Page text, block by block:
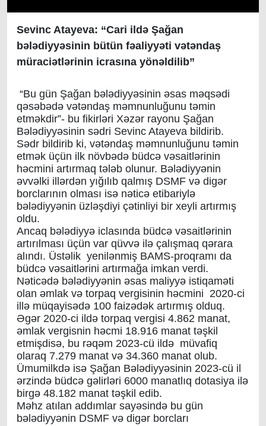
Sevinc Atayeva: “Cari ildə Şağan
bələdiyyəsinin bütün fəaliyyəti vətəndaş
müraciətlərinin icrasına yönəldilib”
“Bu gün Şağan bələdiyyəsinin əsas məqsədi
qəsəbədə vətəndaş məmnunluğunu təmin
etməkdir”- bu fikirləri Xəzər rayonu Şağan
Bələdiyyəsinin sədri Sevinc Atayeva bildirib.
Sədr bildirib ki, vətəndaş məmnunluğunu təmin
etmək üçün ilk növbədə büdcə vəsaitlərinin
həcmini artırmaq tələb olunur. Bələdiyyənin
əvvəlki illərdən yığılıb qalmış DSMF və digər
borclarının olması isə nəticə etibariylə
bələdiyyənin üzləşdiyi çətinliyi bir xeyli artırmış
oldu.
Ancaq bələdiyyə iclasında büdcə vəsaitlərinin
artırılması üçün var qüvvə ilə çalışmaq qərara
alındı. Üstəlik yenilənmiş BAMS-proqramı da
büdcə vəsaitlərini artırmağa imkan verdi.
Nəticədə bələdiyyənin əsas maliyyə istiqaməti
olan əmlak və torpaq vergisinin həcmini 2020-ci
illə müqayisədə 100 faizədək artırmış olduq.
Əgər 2020-ci ildə torpaq vergisi 4.862 manat,
əmlak vergisnin həcmi 18.916 manat təşkil
etmişdisə, bu rəqəm 2023-cü ildə müvafiq
olaraq 7.279 manat və 34.360 manat olub.
Ümumilkdə isə Şağan Bələdiyyəsinin 2023-cü il
ərzində büdcə gəlirləri 6000 manatlıq dotasiya ilə
birgə 48.182 manat təşkil edib.
Məhz atılan addımlar sayəsində bu gün
bələdiyyənin DSMF və digər borcları